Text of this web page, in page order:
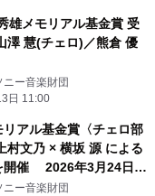
雄メモリアル基金賞 受
慧(チェロ)／熊倉 優
ー音楽財団
日 11:00
アル基金賞〈チェロ部
村文乃 × 横坂 源 による
開催 2026年3月24日
館 小ホール
ー音楽財団